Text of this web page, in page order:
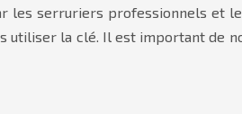
les serruriers professionnels et
la clé. Il est important de